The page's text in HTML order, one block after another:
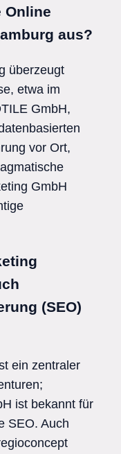
Online
aus?
überzeugt
etwa im
GmbH,
vor Ort,
GmbH
(SEO)
ein zentraler
ist bekannt für
SEO. Auch